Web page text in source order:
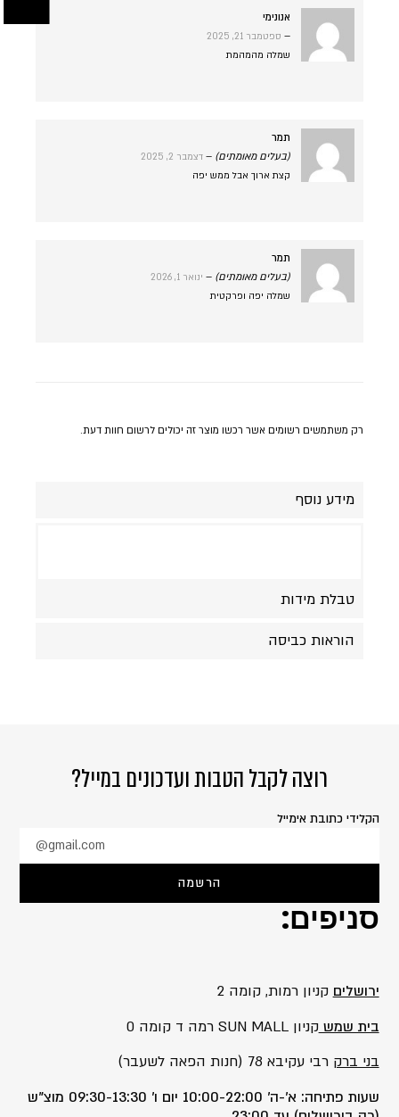
אנונימי
– ספטמבר 21, 2025
שמלה מהמהמת
תמר
(בעלים מאומתים) – דצמבר 2, 2025
קצת ארוך אבל ממש יפה
תמר
(בעלים מאומתים) – ינואר 1, 2026
שמלה יפה ופרקטית
רק משתמשים רשומים אשר רכשו מוצר זה יכולים לרשום חוות דעת.
מידע נוסף
טבלת מידות
הוראות כביסה
סניפים:
ירושלים קניון רמות, קומה 2
בית שמשקניון SUN MALL רמה ד קומה 0
בני ברק רבי עקיבא 78 (חנות הפאה לשעבר)
שעות פתיחה: א’-ה’ 10:00-22:00 יום ו’ 09:30-13:30 מוצ”ש
רוצה לקבל הטבות ועדכונים במייל?
הקלידי כתובת אימייל
@gmail.com
הרשמה